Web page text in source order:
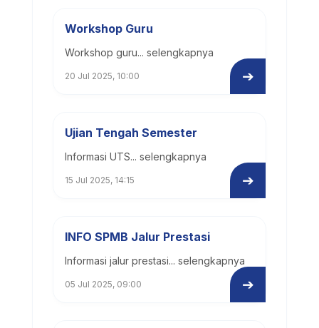
Workshop Guru
Workshop guru... selengkapnya
20 Jul 2025, 10:00 ➔
Ujian Tengah Semester
Informasi UTS... selengkapnya
15 Jul 2025, 14:15 ➔
INFO SPMB Jalur Prestasi
Informasi jalur prestasi... selengkapnya
05 Jul 2025, 09:00 ➔